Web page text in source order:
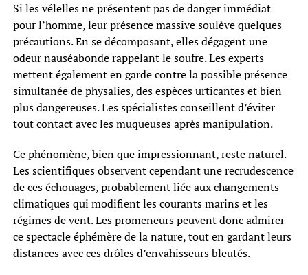
Si les vélelles ne présentent pas de danger immédiat
pour l’homme, leur présence massive soulève quelques
précautions. En se décomposant, elles dégagent une
odeur nauséabonde rappelant le soufre. Les experts
mettent également en garde contre la possible présence
simultanée de physalies, des espèces urticantes et bien
plus dangereuses. Les spécialistes conseillent d’éviter
tout contact avec les muqueuses après manipulation.
Ce phénomène, bien que impressionnant, reste naturel.
Les scientifiques observent cependant une recrudescence
de ces échouages, probablement liée aux changements
climatiques qui modifient les courants marins et les
régimes de vent. Les promeneurs peuvent donc admirer
ce spectacle éphémère de la nature, tout en gardant leurs
distances avec ces drôles d’envahisseurs bleutés.